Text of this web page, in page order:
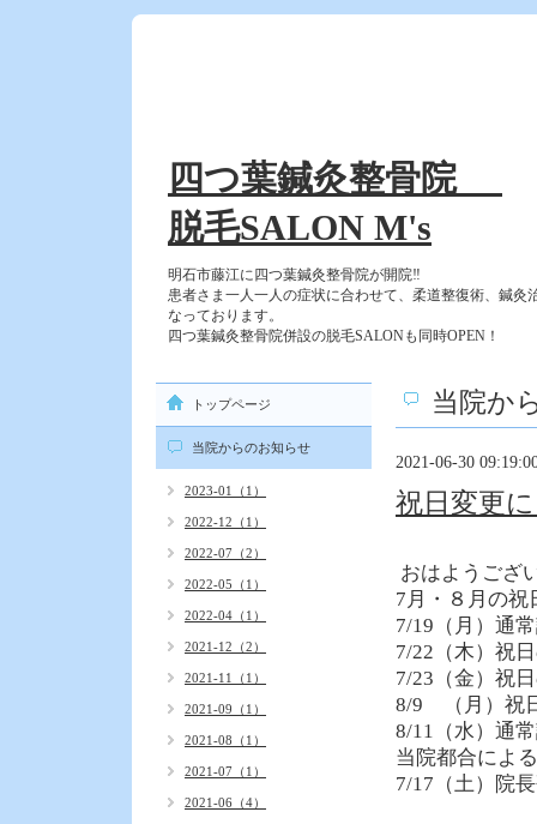
四つ葉鍼灸整骨院
脱毛SALON M's
明石市藤江に四つ葉鍼灸整骨院が開院‼
患者さま一人一人の症状に合わせて、柔道整復術、鍼
なっております。
四つ葉鍼灸整骨院併設の脱毛SALONも同時OPEN！
当院か
2021-06-30
祝日変更
おはようござ
7月・８月の祝
7/19（月）通
7/22（木）祝
7/23（金）祝
8/9 （月）祝
8/11（水）通
当院都合によ
7/17（土）院
トップページ
当院からのお知らせ
2023-01（1）
2022-12（1）
2022-07（2）
2022-05（1）
2022-04（1）
2021-12（2）
2021-11（1）
2021-09（1）
2021-08（1）
2021-07（1）
2021-06（4）